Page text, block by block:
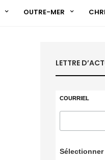
OUTRE-MER
LETTRE
COURRIEL